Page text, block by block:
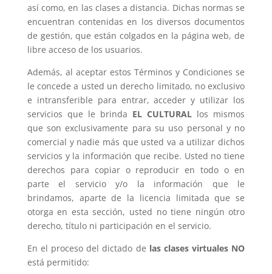
así como, en las clases a distancia. Dichas normas se
encuentran contenidas en los diversos documentos
de gestión, que están colgados en la página web, de
libre acceso de los usuarios.
Además, al aceptar estos Términos y Condiciones se
le concede a usted un derecho limitado, no exclusivo
e intransferible para entrar, acceder y utilizar los
servicios que le brinda EL CULTURAL los mismos
que son exclusivamente para su uso personal y no
comercial y nadie más que usted va a utilizar dichos
servicios y la información que recibe. Usted no tiene
derechos para copiar o reproducir en todo o en
parte el servicio y/o la información que le
brindamos, aparte de la licencia limitada que se
otorga en esta sección, usted no tiene ningún otro
derecho, título ni participación en el servicio.
En el proceso del dictado de las clases virtuales NO
está permitido: